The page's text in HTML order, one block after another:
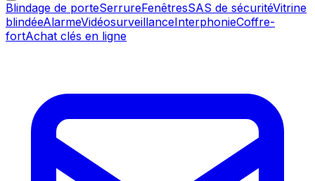
Blindage de porteSerrureFenêtresSAS de sécuritéVitrine
blindéeAlarmeVidéosurveillanceInterphonieCoffre-
fortAchat clés en ligne